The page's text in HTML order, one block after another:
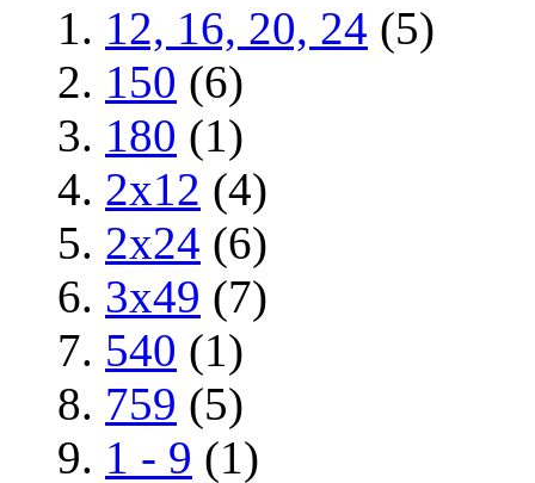
12, 16, 20, 24 (5)
150 (6)
180 (1)
2x12 (4)
2x24 (6)
3x49 (7)
540 (1)
759 (5)
1 - 9 (1)